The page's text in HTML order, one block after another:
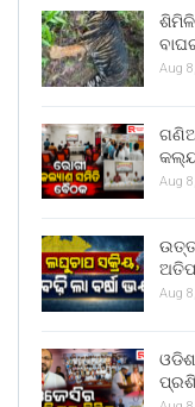
Aug
ଗଣିଆ
Aug
Aug